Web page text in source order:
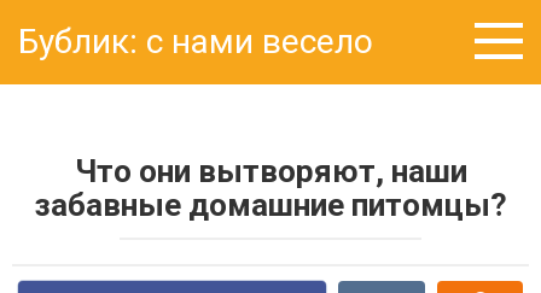
контенту
Бублик: с нами весело
Что они вытворяют, наши
забавные домашние питомцы?